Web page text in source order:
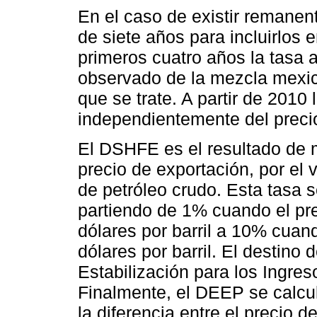
En el caso de existir
de siete años para incluirlos
primeros cuatro años la tasa
observado de la mezcla
que se trate. A partir de
independientemente del
El DSHFE es el resultado de
precio de exportación, por el
de petróleo crudo. Esta tasa
partiendo de 1% cuando el
dólares por barril a 10%
dólares por barril. El destino
Estabilización para los
Finalmente, el DEEP se
la diferencia entre el precio